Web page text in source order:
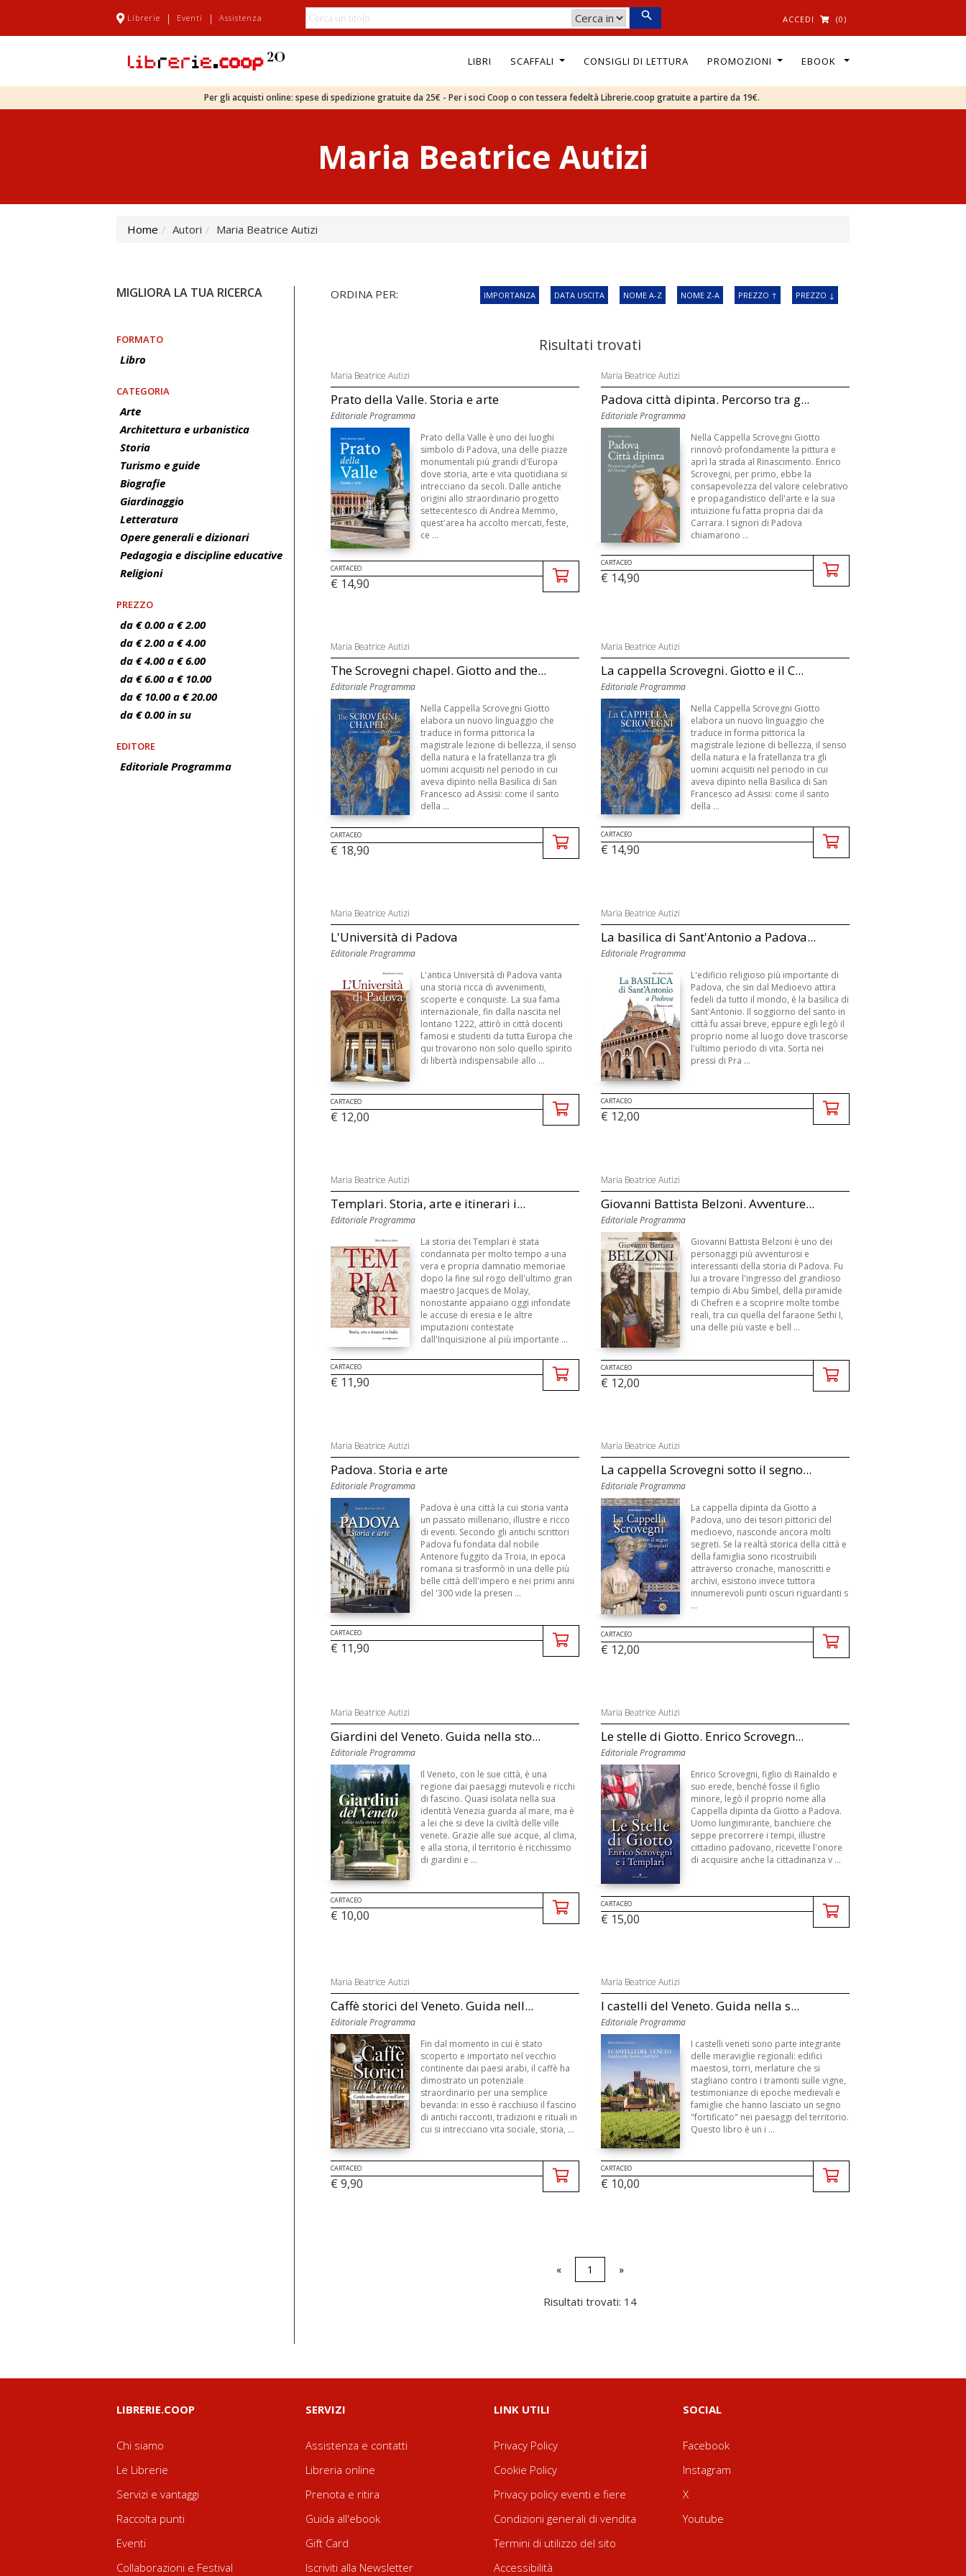
Librerie | Eventi | Assistenza ACCEDI (0)
LIBRI SCAFFALI CONSIGLI DI LETTURA PROMOZIONI EBOOK
Per gli acquisti online: spese di spedizione gratuite da 25€ - Per i soci Coop o con tessera fedeltà Librerie.coop gratuite a partire da 19€.
Maria Beatrice Autizi
Home Autori Maria Beatrice Autizi
MIGLIORA LA TUA RICERCA
FORMATO
Libro
CATEGORIA
Arte
Architettura e urbanistica
Storia
Turismo e guide
Biografie
Giardinaggio
Letteratura
Opere generali e dizionari
Pedagogia e discipline educative
Religioni
PREZZO
da € 0.00 a € 2.00
da € 2.00 a € 4.00
da € 4.00 a € 6.00
da € 6.00 a € 10.00
da € 10.00 a € 20.00
da € 0.00 in su
EDITORE
Editoriale Programma
ORDINA PER: IMPORTANZA DATA USCITA NOME A-Z NOME Z-A PREZZO ↑ PREZZO ↓
Risultati trovati
Maria Beatrice Autizi
Prato della Valle. Storia e arte
Editoriale Programma
Prato della Valle è uno dei luoghi
simbolo di Padova, una delle piazze
monumentali più grandi d'Europa
dove storia, arte e vita quotidiana si
intrecciano da secoli. Dalle antiche
origini allo straordinario progetto
settecentesco di Andrea Memmo,
quest'area ha accolto mercati, feste,
ce ...
CARTACEO
€ 14,90
Maria Beatrice Autizi
Padova città dipinta. Percorso tra g...
Editoriale Programma
Nella Cappella Scrovegni Giotto
rinnovò profondamente la pittura e
aprì la strada al Rinascimento. Enrico
Scrovegni, per primo, ebbe la
consapevolezza del valore celebrativo
e propagandistico dell'arte e la sua
intuizione fu fatta propria dai da
Carrara. I signori di Padova
chiamarono ...
CARTACEO
€ 14,90
Maria Beatrice Autizi
The Scrovegni chapel. Giotto and the...
Editoriale Programma
Nella Cappella Scrovegni Giotto
elabora un nuovo linguaggio che
traduce in forma pittorica la
magistrale lezione di bellezza, il senso
della natura e la fratellanza tra gli
uomini acquisiti nel periodo in cui
aveva dipinto nella Basilica di San
Francesco ad Assisi: come il santo
della ...
CARTACEO
€ 18,90
Maria Beatrice Autizi
La cappella Scrovegni. Giotto e il C...
Editoriale Programma
Nella Cappella Scrovegni Giotto
elabora un nuovo linguaggio che
traduce in forma pittorica la
magistrale lezione di bellezza, il senso
della natura e la fratellanza tra gli
uomini acquisiti nel periodo in cui
aveva dipinto nella Basilica di San
Francesco ad Assisi: come il santo
della ...
CARTACEO
€ 14,90
Maria Beatrice Autizi
L'Università di Padova
Editoriale Programma
L'antica Università di Padova vanta
una storia ricca di avvenimenti,
scoperte e conquiste. La sua fama
internazionale, fin dalla nascita nel
lontano 1222, attirò in città docenti
famosi e studenti da tutta Europa che
qui trovarono non solo quello spirito
di libertà indispensabile allo ...
CARTACEO
€ 12,00
Maria Beatrice Autizi
La basilica di Sant'Antonio a Padova...
Editoriale Programma
L'edificio religioso più importante di
Padova, che sin dal Medioevo attira
fedeli da tutto il mondo, è la basilica di
Sant'Antonio. Il soggiorno del santo in
città fu assai breve, eppure egli legò il
proprio nome al luogo dove trascorse
l'ultimo periodo di vita. Sorta nei
pressi di Pra ...
CARTACEO
€ 12,00
Maria Beatrice Autizi
Templari. Storia, arte e itinerari i...
Editoriale Programma
La storia dei Templari è stata
condannata per molto tempo a una
vera e propria damnatio memoriae
dopo la fine sul rogo dell'ultimo gran
maestro Jacques de Molay,
nonostante appaiano oggi infondate
le accuse di eresia e le altre
imputazioni contestate
dall'Inquisizione al più importante ...
CARTACEO
€ 11,90
Maria Beatrice Autizi
Giovanni Battista Belzoni. Avventure...
Editoriale Programma
Giovanni Battista Belzoni è uno dei
personaggi più avventurosi e
interessanti della storia di Padova. Fu
lui a trovare l'ingresso del grandioso
tempio di Abu Simbel, della piramide
di Chefren e a scoprire molte tombe
reali, tra cui quella del faraone Sethi I,
una delle più vaste e bell ...
CARTACEO
€ 12,00
Maria Beatrice Autizi
Padova. Storia e arte
Editoriale Programma
Padova è una città la cui storia vanta
un passato millenario, illustre e ricco
di eventi. Secondo gli antichi scrittori
Padova fu fondata dal nobile
Antenore fuggito da Troia, in epoca
romana si trasformò in una delle più
belle città dell'impero e nei primi anni
del '300 vide la presen ...
CARTACEO
€ 11,90
Maria Beatrice Autizi
La cappella Scrovegni sotto il segno...
Editoriale Programma
La cappella dipinta da Giotto a
Padova, uno dei tesori pittorici del
medioevo, nasconde ancora molti
segreti. Se la realtà storica della città e
della famiglia sono ricostruibili
attraverso cronache, manoscritti e
archivi, esistono invece tuttora
innumerevoli punti oscuri riguardanti s
...
CARTACEO
€ 12,00
Maria Beatrice Autizi
Giardini del Veneto. Guida nella sto...
Editoriale Programma
Il Veneto, con le sue città, è una
regione dai paesaggi mutevoli e ricchi
di fascino. Quasi isolata nella sua
identità Venezia guarda al mare, ma è
a lei che si deve la civiltà delle ville
venete. Grazie alle sue acque, al clima,
e alla storia, il territorio è ricchissimo
di giardini e ...
CARTACEO
€ 10,00
Maria Beatrice Autizi
Le stelle di Giotto. Enrico Scrovegn...
Editoriale Programma
Enrico Scrovegni, figlio di Rainaldo e
suo erede, benché fosse il figlio
minore, legò il proprio nome alla
Cappella dipinta da Giotto a Padova.
Uomo lungimirante, banchiere che
seppe precorrere i tempi, illustre
cittadino padovano, ricevette l'onore
di acquisire anche la cittadinanza v ...
CARTACEO
€ 15,00
Maria Beatrice Autizi
Caffè storici del Veneto. Guida nell...
Editoriale Programma
Fin dal momento in cui è stato
scoperto e importato nel vecchio
continente dai paesi arabi, il caffè ha
dimostrato un potenziale
straordinario per una semplice
bevanda: in esso è racchiuso il fascino
di antichi racconti, tradizioni e rituali in
cui si intrecciano vita sociale, storia, ...
CARTACEO
€ 9,90
Maria Beatrice Autizi
I castelli del Veneto. Guida nella s...
Editoriale Programma
I castelli veneti sono parte integrante
delle meraviglie regionali: edifici
maestosi, torri, merlature che si
stagliano contro i tramonti sulle vigne,
testimonianze di epoche medievali e
famiglie che hanno lasciato un segno
"fortificato" nei paesaggi del territorio.
Questo libro è un i ...
CARTACEO
€ 10,00
« 1 »
Risultati trovati: 14
LIBRERIE.COOP
Chi siamo
Le Librerie
Servizi e vantaggi
Raccolta punti
Eventi
Collaborazioni e Festival
SERVIZI
Assistenza e contatti
Libreria online
Prenota e ritira
Guida all'ebook
Gift Card
Iscriviti alla Newsletter
LINK UTILI
Privacy Policy
Cookie Policy
Privacy policy eventi e fiere
Condizioni generali di vendita
Termini di utilizzo del sito
Accessibilità
SOCIAL
Facebook
Instagram
X
Youtube